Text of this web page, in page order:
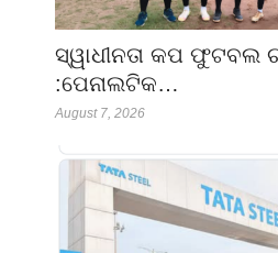
ସ୍ୱାଧୀନତା କପ ଫୁଟବଲ
:ପେନାଲଟିକ…
August 7, 2026